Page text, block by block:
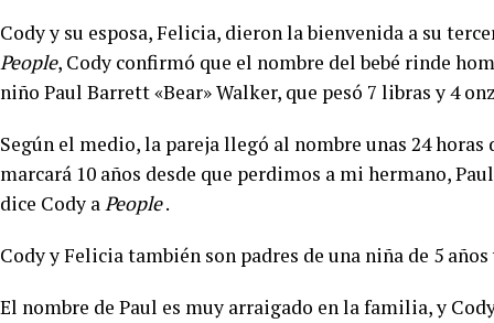
Cody y su esposa, Felicia, dieron la bienvenida a su
People, Cody confirmó que el nombre del bebé rinde
niño Paul Barrett «Bear» Walker, que pesó 7 libras y 4
Según el medio, la pareja llegó al nombre unas 24
marcará 10 años desde que perdimos a mi hermano,
dice Cody aPeople.
Cody y Felicia también son padres de una niña de 5
El nombre de Paul es muy arraigado en la familia, y